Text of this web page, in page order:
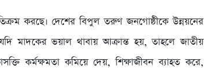
করছে। দেশের বিপুল তরুণ জনগোষ্ঠীকে উন্নয়নের
মাদকের ভয়াল থাবায় আক্রান্ত হয়, তাহলে জাতীয়
কর্মক্ষমতা কমিয়ে দেয়, শিক্ষাজীবন ব্যাহত করে,